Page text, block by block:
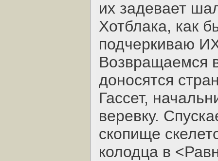
их задевает
Хотблака, как
подчеркиваю
Возвращаемся
доносятся
Гассет,
веревку.
скопище
колодца в